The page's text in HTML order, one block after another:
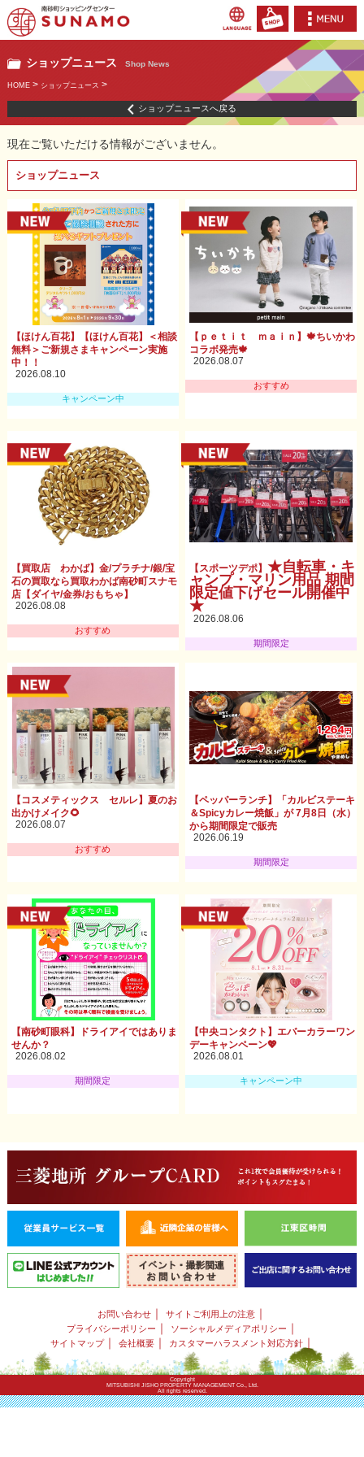
ショップニュース Shop News
HOME> ショップニュース >
ショップニュースへ戻る
現在ご覧いただける情報がございません。
ショップニュース
【ほけん百花】【ほけん百花】＜相談
無料＞ご新規さまキャンペーン実施
中！！
2026.08.10
キャンペーン中
【ｐｅｔｉｔ ｍａｉｎ】🍁ちいかわ
コラボ発売🍁
2026.08.07
おすすめ
【買取店 わかば】金/プラチナ/銀/宝
石の買取なら買取わかば南砂町スナモ
店【ダイヤ/金券/おもちゃ】
2026.08.08
おすすめ
【スポーツデポ】★自転車・キ
ャンプ・マリン用品 期間
限定値下げセール開催中
★
2026.08.06
期間限定
【コスメティックス セルレ】夏のお
出かけメイク🌻
2026.08.07
おすすめ
【ペッパーランチ】「カルビステーキ
＆Spicyカレー焼飯」が 7月8日（水）
から期間限定で販売
2026.06.19
期間限定
【南砂町眼科】ドライアイではありま
せんか？
2026.08.02
期間限定
【中央コンタクト】エバーカラーワン
デーキャンペーン💖
2026.08.01
キャンペーン中
お問い合わせ ｜ サイトご利用上の注意 ｜
プライバシーポリシー ｜ ソーシャルメディアポリシー ｜
サイトマップ｜ 会社概要｜ カスタマーハラスメント対応方針｜
Copyright
MITSUBISHI JISHO PROPERTY MANAGEMENT Co., Ltd.
All rights reserved.